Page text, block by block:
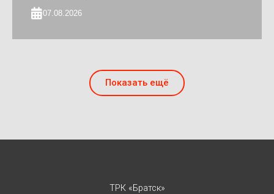
07.08.2026
Показать ещё
ТРК «Братск»